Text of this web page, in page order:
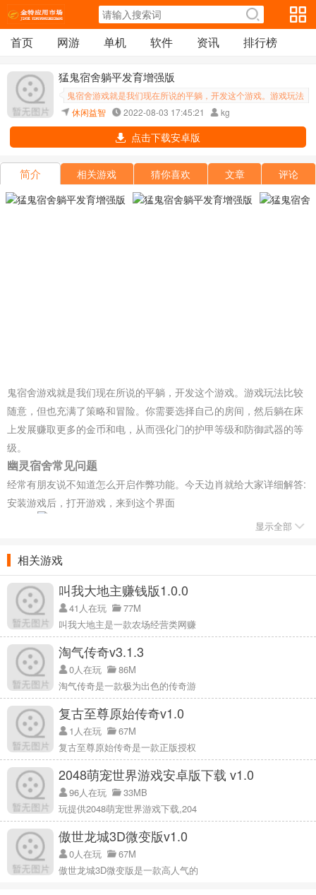
首页 网游 单机 软件 资讯 排行榜
猛鬼宿舍躺平发育增强版
鬼宿舍游戏就是我们现在所说的平躺，开发这个游戏。游戏玩法
比较随意，但也充满了策略和冒险。你需要选择自己的房间，然
后躺在床上发展赚取更多的金币和电，从而强化门的护甲等级和
休闲益智 2022-08-03 17:45:21 kg
点击下载安卓版
简介 相关游戏 猜你喜欢 文章 评论
鬼宿舍游戏就是我们现在所说的平躺，开发这个游戏。游戏玩法比较
随意，但也充满了策略和冒险。你需要选择自己的房间，然后躺在床
上发展赚取更多的金币和电，从而强化门的护甲等级和防御武器的等
级。
幽灵宿舍常见问题
经常有朋友说不知道怎么开启作弊功能。今天边肖就给大家详细解答:
安装游戏后，打开游戏，来到这个界面
本次测试主要检查无限蜜獾币，无限金币和电。检查完毕后，点击屏
幕中央按钮，正式进入游戏。
当您进行任何消费时，您可以获得无限数量的相应货币。比如一开始
可以在蜜獾店购物，这样可以获得无限的蜜獾币。
开始一个游戏后，还可以在游戏中花钱获得无限的金币或者电，比如
在开场第一次升级床。这里可以看到对比，马上就能获得无限资源！
鬼宿舍怎么可能是鬼？
1.目前游戏只有单机版，凶鬼都是电脑。大家只能选择“人”的角色，守
住宿舍。如果后续的网络版上线，“鬼”和“人”的角色都可以由玩家来扮
演，这样会更好玩。
2.游戏里的鬼是根据攻击次数升级的。如果前期一直打他，他会慢慢
升级。你不能和他争门血量，这样他升级会很快。你要赶紧把鬼打
走，不能让鬼一直攻门。
从目前边肖玩的游戏来看，这个幽灵应该是一个有系统的幽灵。边肖
显示全部
相关游戏
叫我大地主赚钱版1.0.0
41人在玩
77M
叫我大地主是一款农场经营类网赚
淘气传奇v3.1.3
0人在玩
86M
淘气传奇是一款极为出色的传奇游
复古至尊原始传奇v1.0
1人在玩
67M
复古至尊原始传奇是一款正版授权
2048萌宠世界游戏安卓版下载 v1.0
96人在玩
33MB
玩提供2048萌宠世界游戏下载,204
傲世龙城3D微变版v1.0
0人在玩
67M
傲世龙城3D微变版是一款高人气的